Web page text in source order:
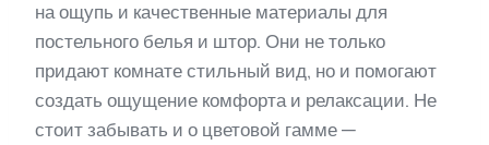
на ощупь и качественные материалы для
постельного белья и штор. Они не только
придают комнате стильный вид, но и помогают
создать ощущение комфорта и релаксации. Не
стоит забывать и о цветовой гамме —